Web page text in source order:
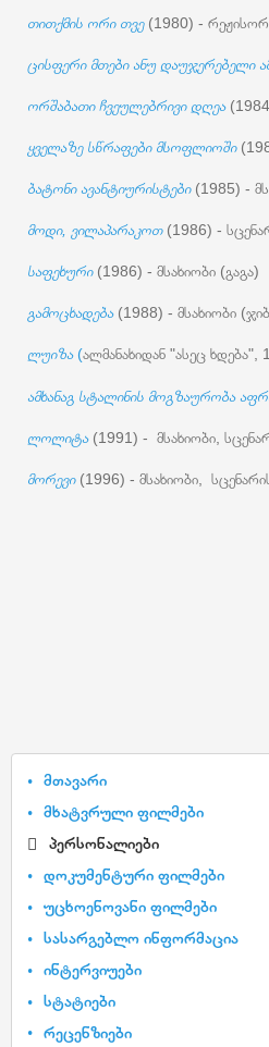
თითქმის ორი თვე (1980) -
ცისფერი მთები ანუ დაუჯერებელი
ორშაბათი ჩვეულებრივი დღეა
ყველაზე სწრაფები მსოფლიოში
ბატონი ავანტიურისტები(1985) -
მოდი, ვილაპარაკოთ(1986) -
საფეხური (1986) - მსახიობი (გაგა)
გამოცხადება(1988) - მსახიობი
ლუიზა(ალმანახიდან "ასეც ხდება",
ამხანაგ სტალინის მოგზაურობა
ლოლიტა(1991) - მსახიობი,
მორევი (1996) - მსახიობი,
მთავარი
მხატვრული ფილმები
პერსონალიები
დოკუმენტური ფილმები
უცხოენოვანი ფილმები
სასარგებლო ინფორმაცია
ინტერვიუები
სტატიები
რეცენზიები